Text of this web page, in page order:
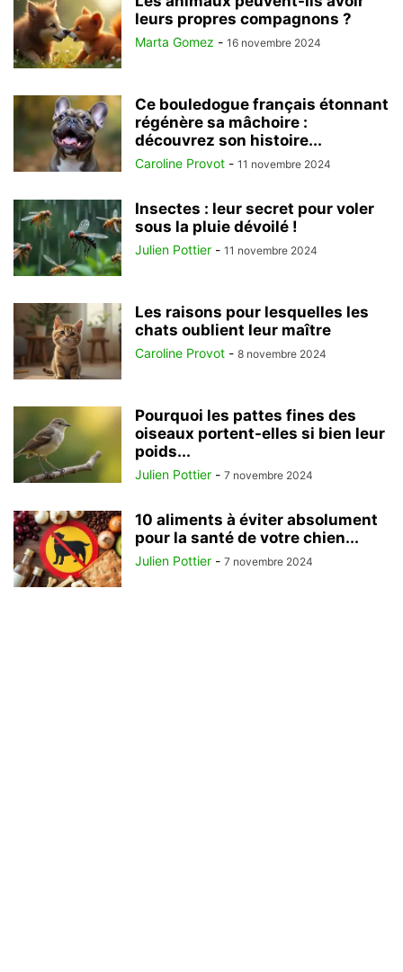
leurs propres compagnons ?
Marta Gomez - 16 novembre 2024
Ce bouledogue français étonnant
régénère sa mâchoire :
découvrez son histoire...
Caroline Provot - 11 novembre 2024
Insectes : leur secret pour voler
sous la pluie dévoilé !
Julien Pottier - 11 novembre 2024
Les raisons pour lesquelles les
chats oublient leur maître
Caroline Provot - 8 novembre 2024
Pourquoi les pattes fines des
oiseaux portent-elles si bien leur
poids...
Julien Pottier - 7 novembre 2024
10 aliments à éviter absolument
pour la santé de votre chien...
Julien Pottier - 7 novembre 2024